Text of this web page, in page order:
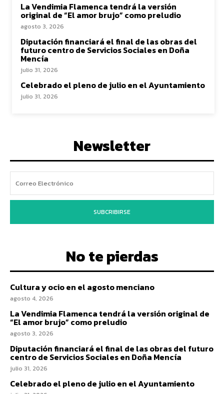
La Vendimia Flamenca tendrá la versión
original de “El amor brujo” como preludio
agosto 3, 2026
Diputación financiará el final de las obras del
futuro centro de Servicios Sociales en Doña
Mencía
julio 31, 2026
Celebrado el pleno de julio en el Ayuntamiento
julio 31, 2026
Newsletter
SUBCRIBIRSE
No te pierdas
Cultura y ocio en el agosto menciano
agosto 4, 2026
La Vendimia Flamenca tendrá la versión original de
“El amor brujo” como preludio
agosto 3, 2026
Diputación financiará el final de las obras del futuro
centro de Servicios Sociales en Doña Mencía
julio 31, 2026
Celebrado el pleno de julio en el Ayuntamiento